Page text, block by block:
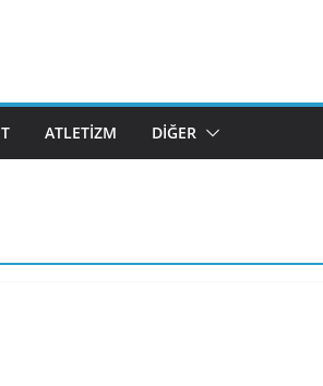
ATLETIZM DIĞER